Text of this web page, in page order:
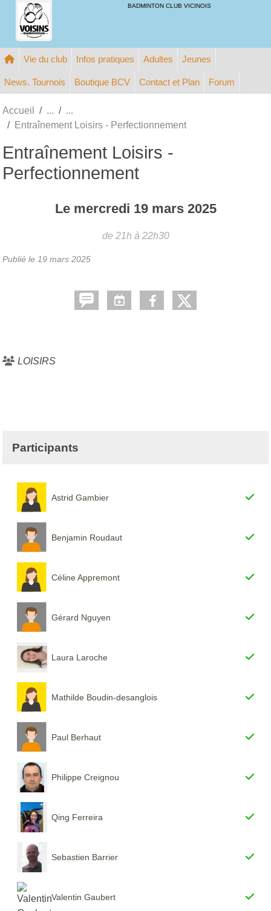
BADMINTON CLUB VICINOIS
Vie du club Infos pratiques Adultes Jeunes
News. Tournois Boutique BCV Contact et Plan Forum
Accueil
Entraînement Loisirs - Perfectionnement
Entraînement Loisirs -
Perfectionnement
Le mercredi 19 mars 2025
de 21h à 22h30
Publié le 19 mars 2025
LOISIRS
Participants
Astrid Gambier
Benjamin Roudaut
Céline Appremont
Gérard Nguyen
Laura Laroche
Mathilde Boudin-desanglois
Paul Berhaut
Philippe Creignou
Qing Ferreira
Sebastien Barrier
Valentin Gaubert
Panneau de gestion des cookies